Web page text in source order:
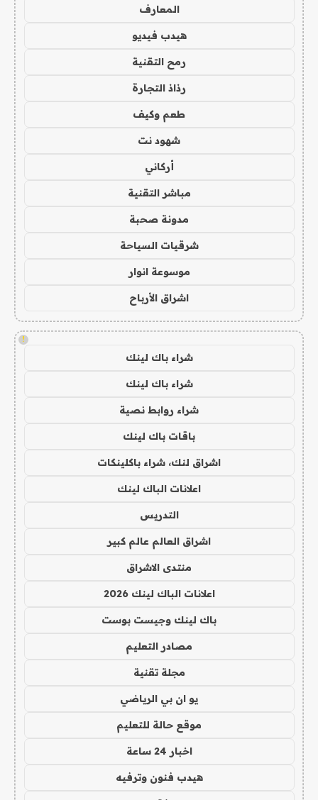
المعارف
هيدب فيديو
رمح التقنية
رذاذ التجارة
طعم وكيف
شهود نت
أركاني
مباشر التقنية
مدونة صحبة
شرقيات السياحة
موسوعة انوار
اشراق الأرباح
!
شراء باك لينك
شراء باك لينك
شراء روابط نصية
باقات باك لينك
اشراق لنك، شراء باكلينكات
اعلانات الباك لينك
التدريس
اشراق العالم عالم كبير
منتدى الاشراق
اعلانات الباك لينك 2026
باك لينك وجيست بوست
مصادر التعليم
مجلة تقنية
يو ان بي الرياضي
موقع حالة للتعليم
اخبار 24 ساعة
هيدب فنون وترفيه